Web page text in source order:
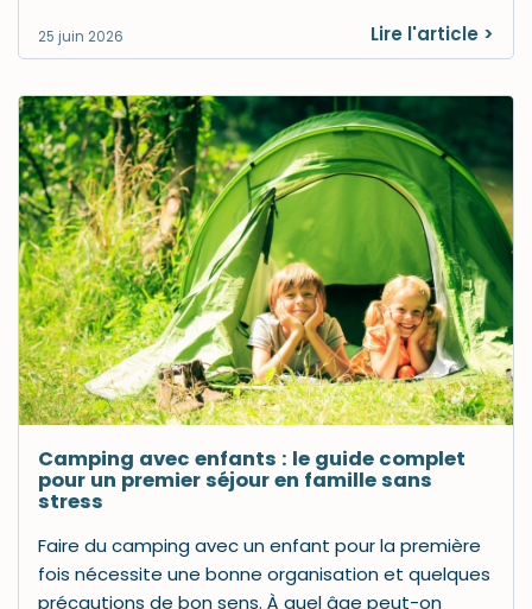
25 juin 2026 Lire l'article >
Camping avec enfants : le guide complet
pour un premier séjour en famille sans
stress
Faire du camping avec un enfant pour la première
fois nécessite une bonne organisation et quelques
précautions de bon sens. À quel âge peut-on